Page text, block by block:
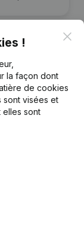
!
la façon dont
de cookies
sont visées et
elles sont